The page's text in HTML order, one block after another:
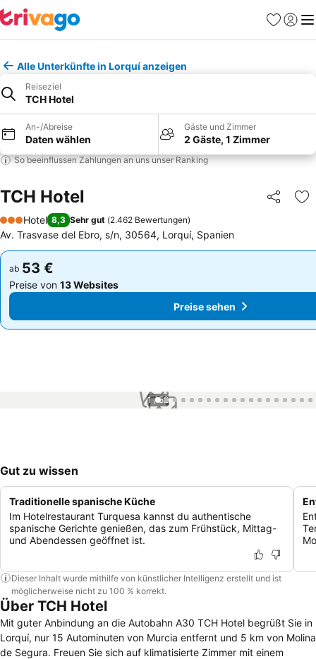
Favoriten
Alle Unterkünfte in Lorquí anzeigen
Reiseziel
TCH Hotel
An-/Abreise
Daten wählen
Gäste und Zimmer
2 Gäste, 1 Zimmer
So beeinflussen Zahlungen an uns unser Ranking
TCH Hotel Teilen
3 Sterne
Hotel 8,3 Sehr gut (2.462 Bewertungen)
Av. Trasvase del Ebro, s/n, 30564, Lorquí, Spanien
ab 53 €
Preise von 13 Websites
Preise sehen
ab 53 €
Preise von 13 Websites
Preise sehen
1 / 52
Gut zu wissen
Traditionelle spanische Küche
Im Hotelrestaurant Turquesa kannst du authentische
spanische Gerichte genießen, das zum Frühstück, Mittag-
und Abendessen geöffnet ist.
Dieser Inhalt wurde mithilfe von künstlicher Intelligenz erstellt und ist
möglicherweise nicht zu 100 % korrekt.
Über TCH Hotel
Mit guter Anbindung an die Autobahn A30 TCH Hotel begrüßt Sie in
Lorquí, nur 15 Autominuten von Murcia entfernt und 5 km von Molina
de Segura. Freuen Sie sich auf klimatisierte Zimmer mit einem